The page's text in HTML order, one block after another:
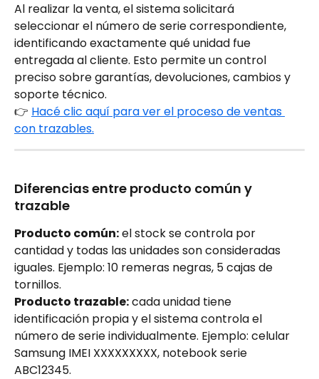
Al realizar la venta, el sistema solicitará
seleccionar el número de serie correspondiente,
identificando exactamente qué unidad fue
entregada al cliente. Esto permite un control
preciso sobre garantías, devoluciones, cambios y
soporte técnico.
👉 Hacé clic aquí para ver el proceso de ventas
con trazables.
Diferencias entre producto común y
trazable
Producto común: el stock se controla por
cantidad y todas las unidades son consideradas
iguales. Ejemplo: 10 remeras negras, 5 cajas de
tornillos.
Producto trazable: cada unidad tiene
identificación propia y el sistema controla el
número de serie individualmente. Ejemplo: celular
Samsung IMEI XXXXXXXXX, notebook serie
ABC12345.